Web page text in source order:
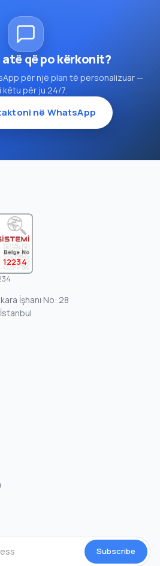
që po kërkonit?
për një plan të personalizuar —
këtu për ju 24/7.
në WhatsApp
12234
İşhanı No: 28
Subscribe